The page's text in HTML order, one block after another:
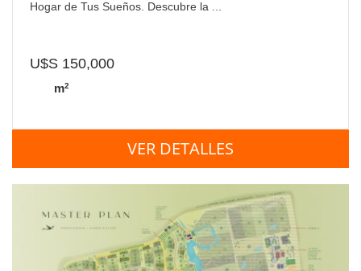
Hogar de Tus Sueños. Descubre la ...
U$S 150,000
m2
VER DETALLES